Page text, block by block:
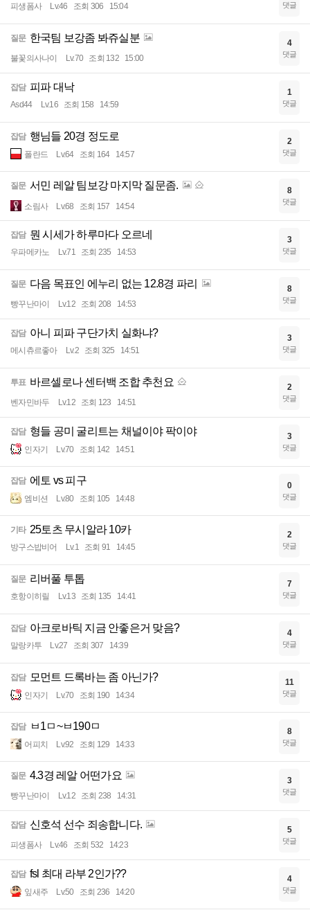
피생폼사 Lv.46 조회 306 15:04 댓글
질문 한국팀 보강좀 봐쥬실분
불꽃의사나이 Lv.70 조회 132 15:00
4
댓글
잡담 피파 대낙
Asd44 Lv.16 조회 158 14:59
1
댓글
잡담 행님들 20경 정도로
폴란드 Lv.64 조회 164 14:57
2
댓글
질문 서민 레알 팀보강 마지막 질문좀.
소림사 Lv.68 조회 157 14:54
8
댓글
잡담 뭔 시세가 하루마다 오르네
우파메카노 Lv.71 조회 235 14:53
3
댓글
질문 다음 목표인 에누리 없는 12.8경 파리
빵꾸난마이 Lv.12 조회 208 14:53
8
댓글
잡담 아니 피파 구단가치 실화냐?
메시츄르좋아 Lv.2 조회 325 14:51
3
댓글
투표 바르셀로나 센터백 조합 추천요
벤자민바두 Lv.12 조회 123 14:51
2
댓글
잡담 형들 공미 굴리트는 채널이야 팍이야
인자기 Lv.70 조회 142 14:51
3
댓글
잡담 에토 vs 피구
엠비션 Lv.80 조회 105 14:48
0
댓글
기타 25토츠 무시알라 10카
방구스밥비어 Lv.1 조회 91 14:45
2
댓글
질문 리버풀 투톱
호항이히릴 Lv.13 조회 135 14:41
7
댓글
잡담 아크로바틱 지금 안좋은거 맞음?
말랑카투 Lv.27 조회 307 14:39
4
댓글
잡담 모먼트 드록바는 좀 아닌가?
인자기 Lv.70 조회 190 14:34
11
댓글
잡담 ㅂ1ㅁ~ㅂ190ㅁ
어피치 Lv.92 조회 129 14:33
8
댓글
질문 4.3경 레알 어떤가요
빵꾸난마이 Lv.12 조회 238 14:31
3
댓글
잡담 신호석 선수 죄송합니다.
피생폼사 Lv.46 조회 532 14:23
5
댓글
잡담 fsl 최대 라부 2인가??
잎새주 Lv.50 조회 236 14:20
4
댓글